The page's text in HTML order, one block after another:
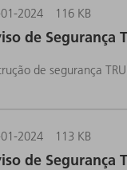
2024 116 KB
de Segurança
de segurança
2024 113 KB
de Segurança